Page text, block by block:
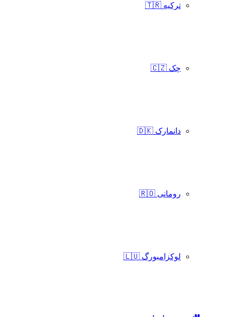
ترکیه 🇹🇷
چک 🇨🇿
دانمارک 🇩🇰
رومانی 🇷🇴
لوکزامبورگ 🇱🇺